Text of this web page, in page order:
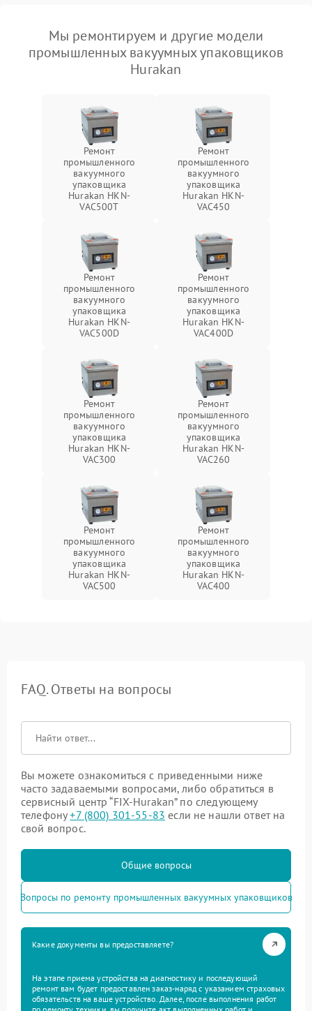
Мы ремонтируем и другие модели
промышленных вакуумных упаковщиков
Hurakan
Ремонт
промышленного
вакуумного
упаковщика
Hurakan HKN-
VAC500T
Ремонт
промышленного
вакуумного
упаковщика
Hurakan HKN-
VAC450
Ремонт
промышленного
вакуумного
упаковщика
Hurakan HKN-
VAC500D
Ремонт
промышленного
вакуумного
упаковщика
Hurakan HKN-
VAC400D
Ремонт
промышленного
вакуумного
упаковщика
Hurakan HKN-
VAC300
Ремонт
промышленного
вакуумного
упаковщика
Hurakan HKN-
VAC260
Ремонт
промышленного
вакуумного
упаковщика
Hurakan HKN-
VAC500
Ремонт
промышленного
вакуумного
упаковщика
Hurakan HKN-
VAC400
FAQ. Ответы на вопросы
Вы можете ознакомиться с приведенными ниже
часто задаваемыми вопросами, либо обратиться в
сервисный центр “FIX-Hurakan” по следующему
телефону+7 (800) 301-55-83 если не нашли ответ на
свой вопрос.
Общие вопросы
Вопросы по ремонту промышленных вакуумных упаковщиков
Какие документы вы предоставляете?
На этапе приема устройства на диагностику и последующий
ремонт вам будет предоставлен заказ-наряд с указанием страховых
обязательств на ваше устройство. Далее, после выполнения работ